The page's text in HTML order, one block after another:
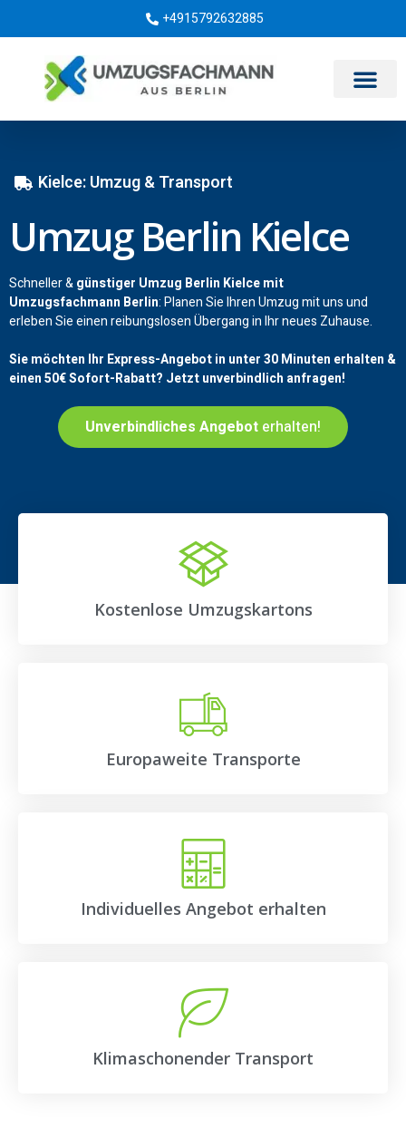
+4915792632885
Kielce: Umzug & Transport
Umzug Berlin Kielce
Schneller &günstiger Umzug Berlin Kielce mit
Umzugsfachmann Berlin: Planen Sie Ihren Umzug mit uns und
erleben Sie einen reibungslosen Übergang in Ihr neues Zuhause.
Sie möchten Ihr Express-Angebot in unter 30 Minuten erhalten &
einen50€Sofort-Rabatt? Jetzt unverbindlich anfragen!
Unverbindliches Angebot erhalten!
Kostenlose Umzugskartons
Europaweite Transporte
Individuelles Angebot erhalten
Klimaschonender Transport